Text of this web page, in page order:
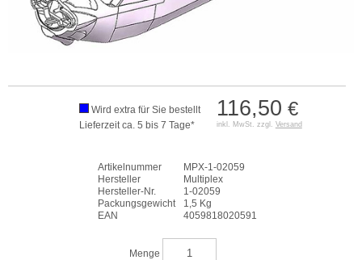
116,50 €
inkl. MwSt. zzgl. Versand
Wird extra für Sie bestellt
Lieferzeit ca. 5 bis 7 Tage*
Artikelnummer
MPX-1-02059
Hersteller
Multiplex
Hersteller-Nr.
1-02059
Packungsgewicht
1,5 Kg
EAN
4059818020591
Menge